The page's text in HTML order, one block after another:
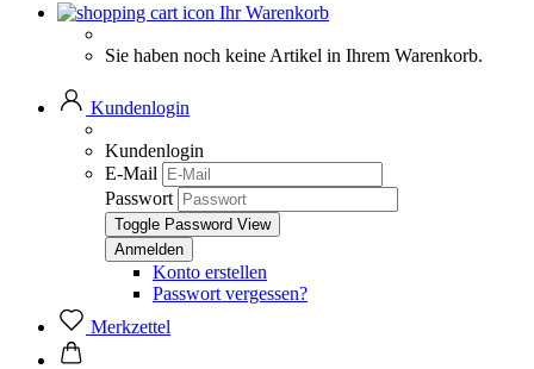
Ihr Warenkorb
Sie haben noch keine Artikel in Ihrem Warenkorb.
Kundenlogin
Kundenlogin
E-Mail
Passwort
Toggle Password View
Konto erstellen
Passwort vergessen?
Merkzettel